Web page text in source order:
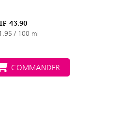
43.90
/ 100 ml
COMMANDER